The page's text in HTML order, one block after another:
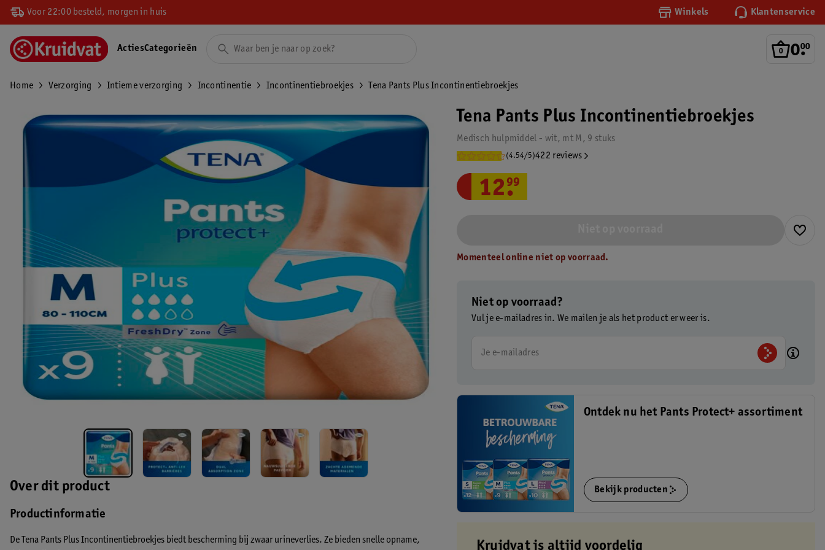
Voor 22:00 besteld, morgen in huis Winkels Klantenservice
0.
00
ActiesCategorieën
Home Verzorging Intieme verzorging Incontinentie Incontinentiebroekjes Tena Pants Plus Incontinentiebroekjes
Over dit product
Productinformatie
De Tena Pants Plus Incontinentiebroekjes biedt bescherming bij zwaar urineverlies. Ze bieden snelle opname,
Tena Pants Plus Incontinentiebroekjes
Medisch hulpmiddel - wit, mt M, 9 stuks
(4.54/5)422 reviews
12.
99
Momenteel online niet op voorraad.
Niet op voorraad?
Vul je e-mailadres in. We mailen je als het product er weer is.
Je e-mailadres
Ontdek nu het Pants Protect+ assortiment
Bekijk producten
Kruidvat is altijd voordelig